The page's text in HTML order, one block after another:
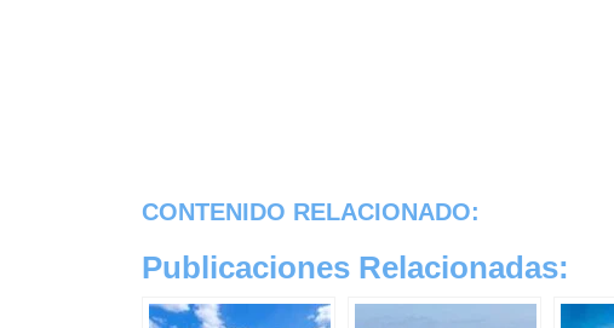
CONTENIDO RELACIONADO:
Publicaciones Relacionadas: